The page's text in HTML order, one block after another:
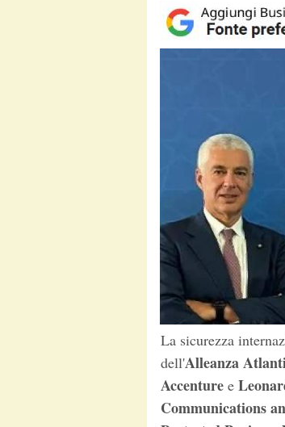
La sicurezza
dell'Alleanza
Accenture e
Communications